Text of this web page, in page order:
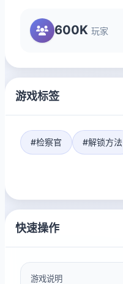
600K 玩家
游戏标签
#检察官 #解锁方法
快速操作
游戏说明